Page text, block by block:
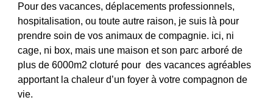
Pour des vacances, déplacements professionnels,
hospitalisation, ou toute autre raison, je suis là pour
prendre soin de vos animaux de compagnie. ici, ni
cage, ni box, mais une maison et son parc arboré de
plus de 6000m2 cloturé pour des vacances agréables
apportant la chaleur d’un foyer à votre compagnon de
vie.